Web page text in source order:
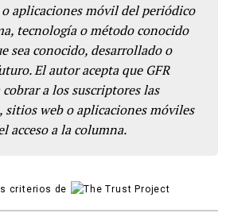
aplicaciones móvil del periódico
tecnología o método conocido
sea conocido, desarrollado o
El autor acepta que GFR
a los suscriptores las
sitios web o aplicaciones móviles
acceso a la columna.
criterios de